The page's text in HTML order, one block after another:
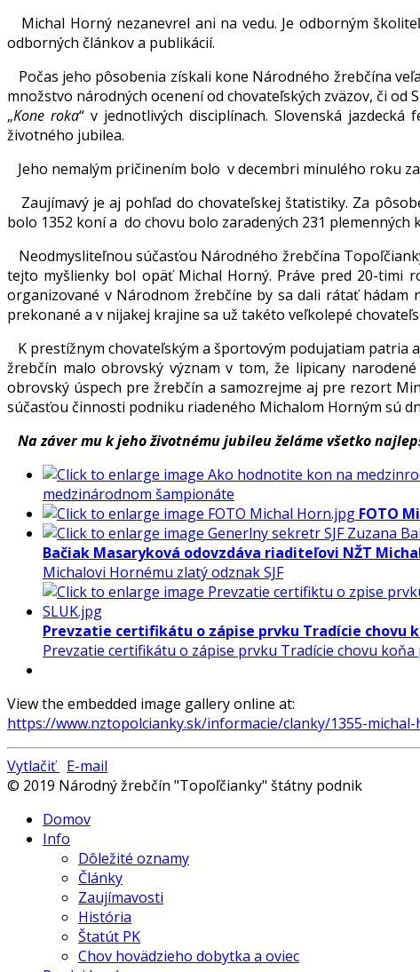
Michal Horný nezanevrel ani na vedu. Je odborným
odborných článkov a publikácií.
Počas jeho pôsobenia získali kone Národného žrebčína
množstvo národných ocenení od chovateľských zväzov, či
„Kone roka“ v jednotlivých disciplínach. Slovenská
životného jubilea.
Jeho nemalým pričinením bolo v decembri minulého roku
Zaujímavý je aj pohľad do chovateľskej štatistiky. Za
bolo 1352 koní a do chovu bolo zaradených 231 plemenných
Neodmysliteľnou súčasťou Národného žrebčína
tejto myšlienky bol opäť Michal Horný. Práve pred 20-timi
organizované v Národnom žrebčíne by sa dali rátať
prekonané a v nijakej krajine sa už takéto veľkolepé
K prestížnym chovateľským a športovým podujatiam patria
žrebčín malo obrovský význam v tom, že lipicany
obrovský úspech pre žrebčín a samozrejme aj pre rezort
súčasťou činnosti podniku riadeného Michalom Horným sú
Na záver mu k jeho životnému jubileu želáme všetko
medzinárodnom šampionáte
FOTO
Bačiak Masaryková odovzdáva riaditeľovi NŽT
Michalovi Hornému zlatý odznak SJF
Prevzatie certifikátu o zápise prvku Tradície chovu
Prevzatie certifikátu o zápise prvku Tradície chovu
View the embedded image gallery online at:
https://www.nztopolcianky.sk/informacie/clanky/1355-
Vytlačiť E-mail
© 2019 Národný žrebčín "Topoľčianky" štátny podnik
Domov
Info
Dôležité oznamy
Články
Zaujímavosti
História
Štatút PK
Chov hovädzieho dobytka a oviec